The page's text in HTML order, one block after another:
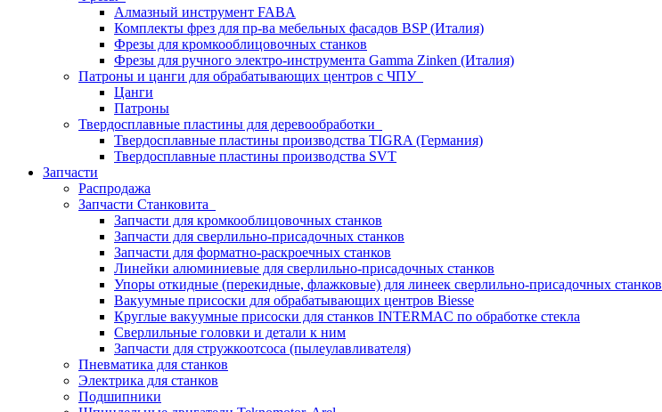
Алмазный инструмент FABA
Комплекты фрез для пр-ва мебельных фасадов BSP (Италия)
Фрезы для кромкооблицовочных станков
Фрезы для ручного электро-инструмента Gamma Zinken (Италия)
Патроны и цанги для обрабатывающих центров с ЧПУ
Цанги
Патроны
Твердосплавные пластины для деревообработки
Твердосплавные пластины производства TIGRA (Германия)
Твердосплавные пластины производства SVT
Запчасти
Распродажа
Запчасти Станковита
Запчасти для кромкооблицовочных станков
Запчасти для сверлильно-присадочных станков
Запчасти для форматно-раскроечных станков
Линейки алюминиевые для сверлильно-присадочных станков
Упоры откидные (перекидные, флажковые) для линеек сверлильно-присадочных станков
Вакуумные присоски для обрабатывающих центров Biesse
Круглые вакуумные присоски для станков INTERMAC по обработке стекла
Сверлильные головки и детали к ним
Запчасти для стружкоотсоса (пылеулавливателя)
Пневматика для станков
Электрика для станков
Подшипники